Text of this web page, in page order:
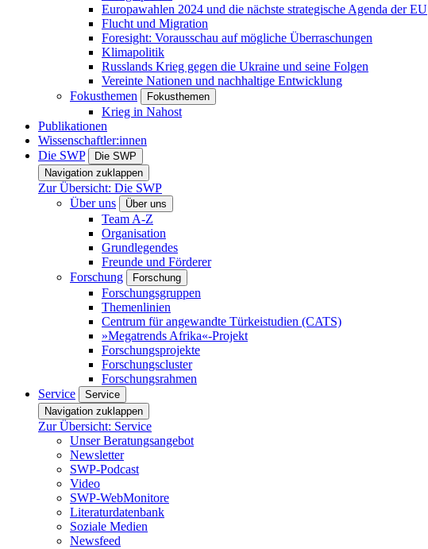
Europawahlen 2024 und die nächste strategische Agenda der EU
Flucht und Migration
Foresight: Vorausschau auf mögliche Überraschungen
Klimapolitik
Russlands Krieg gegen die Ukraine und seine Folgen
Vereinte Nationen und nachhaltige Entwicklung
Fokusthemen
Fokusthemen
Krieg in Nahost
Publikationen
Wissenschaftler:innen
Die SWP
Die SWP
Navigation zuklappen
Zur Übersicht: Die SWP
Über uns
Über uns
Team A-Z
Organisation
Grundlegendes
Freunde und Förderer
Forschung
Forschung
Forschungsgruppen
Themenlinien
Centrum für angewandte Türkeistudien (CATS)
»Megatrends Afrika«-Projekt
Forschungsprojekte
Forschungscluster
Forschungsrahmen
Service
Service
Navigation zuklappen
Zur Übersicht: Service
Unser Beratungsangebot
Newsletter
SWP-Podcast
Video
SWP-WebMonitore
Literaturdatenbank
Soziale Medien
Newsfeed